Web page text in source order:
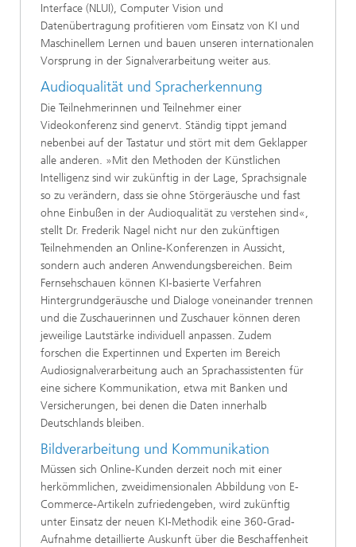
Interface (NLUI), Computer Vision und
Datenübertragung profitieren vom Einsatz von KI und
Maschinellem Lernen und bauen unseren internationalen
Vorsprung in der Signalverarbeitung weiter aus.
Audioqualität und Spracherkennung
Die Teilnehmerinnen und Teilnehmer einer
Videokonferenz sind genervt. Ständig tippt jemand
nebenbei auf der Tastatur und stört mit dem Geklapper
alle anderen. »Mit den Methoden der Künstlichen
Intelligenz sind wir zukünftig in der Lage, Sprachsignale
so zu verändern, dass sie ohne Störgeräusche und fast
ohne Einbußen in der Audioqualität zu verstehen sind«,
stellt Dr. Frederik Nagel nicht nur den zukünftigen
Teilnehmenden an Online-Konferenzen in Aussicht,
sondern auch anderen Anwendungsbereichen. Beim
Fernsehschauen können KI-basierte Verfahren
Hintergrundgeräusche und Dialoge voneinander trennen
und die Zuschauerinnen und Zuschauer können deren
jeweilige Lautstärke individuell anpassen. Zudem
forschen die Expertinnen und Experten im Bereich
Audiosignalverarbeitung auch an Sprachassistenten für
eine sichere Kommunikation, etwa mit Banken und
Versicherungen, bei denen die Daten innerhalb
Deutschlands bleiben.
Bildverarbeitung und Kommunikation
Müssen sich Online-Kunden derzeit noch mit einer
herkömmlichen, zweidimensionalen Abbildung von E-
Commerce-Artikeln zufriedengeben, wird zukünftig
unter Einsatz der neuen KI-Methodik eine 360-Grad-
Aufnahme detaillierte Auskunft über die Beschaffenheit